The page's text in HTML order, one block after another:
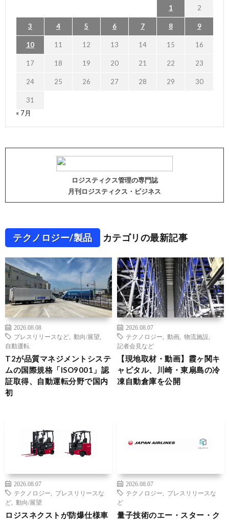
1 2
3 4 5 6 7 8 9
10 11 12 13 14 15 16
17 18 19 20 21 22 23
24 25 26 27 28 29 30
31
« 7月
ロジスティクス管理の専門誌
月刊ロジスティクス・ビジネス
テクノロジー/製品 カテゴリの最新記事
2026.08.08
プレスリリースなど
動向/展望
自動運転
T2が品質マネジメントシステ
ムの国際規格「ISO9001」認
証取得、自動運転分野で国内
初
2026.08.07
テクノロジー
動画 物流施設
記者会見など
【現地取材・動画】霞ヶ関キ
ャピタル、川崎・東扇島の冷
凍自動倉庫を公開
2026.08.07
テクノロジー
プレスリリースな
ど
動向/展望
ロジスネクストが防爆仕様車
2026.08.07
テクノロジー
プレスリリースな
ど
量子技術のエー・スター・ク